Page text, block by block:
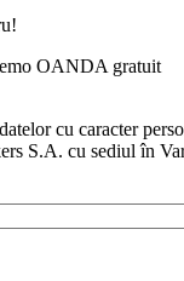
OANDA gratuit
cu caracter
S.A. cu sediul în